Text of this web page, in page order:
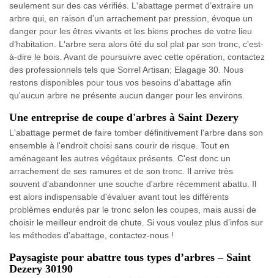
seulement sur des cas vérifiés. L'abattage permet d’extraire un
arbre qui, en raison d’un arrachement par pression, évoque un
danger pour les êtres vivants et les biens proches de votre lieu
d’habitation. L'arbre sera alors ôté du sol plat par son tronc, c'est-
à-dire le bois. Avant de poursuivre avec cette opération, contactez
des professionnels tels que Sorrel Artisan; Elagage 30. Nous
restons disponibles pour tous vos besoins d’abattage afin
qu'aucun arbre ne présente aucun danger pour les environs.
Une entreprise de coupe d'arbres à Saint Dezery
L'abattage permet de faire tomber définitivement l'arbre dans son
ensemble à l'endroit choisi sans courir de risque. Tout en
aménageant les autres végétaux présents. C'est donc un
arrachement de ses ramures et de son tronc. Il arrive très
souvent d’abandonner une souche d'arbre récemment abattu. Il
est alors indispensable d'évaluer avant tout les différents
problèmes endurés par le tronc selon les coupes, mais aussi de
choisir le meilleur endroit de chute. Si vous voulez plus d’infos sur
les méthodes d'abattage, contactez-nous !
Paysagiste pour abattre tous types d’arbres – Saint
Dezery 30190